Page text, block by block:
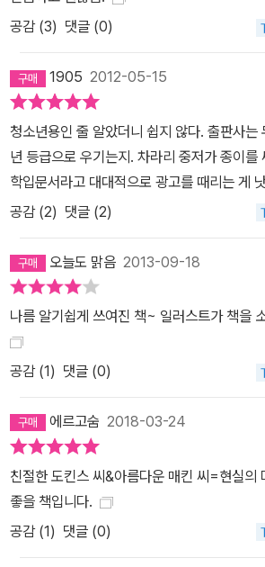
물을 흘리면서 연주가 ‘마법 같았다’고 말한다
는 캄캄한 밤에 별들을 올려다보고 숨 막히는
한 마법’ 같은 광경이라고 말한다. 근사한 노
하늘에 뜬 무지개를 보고도 같은 표현을 쓴다.
깊이 감동적인 것, 신나는 것을 말한다. 소름
로 살아 있구나’ 느끼게 만드는 것이다. 나는
통해 이해되는 현실세계의 사실들이) 바로 이
는 것을 여러분에게 보여주고 싶다.”(22쪽) 도
적 마법’이라고 불렀던 종류로, 현실이기에 더
작동 방식을 이해하기에 더 마법적이며 영감
현실세계의 진정한 아름다움과 마법에 비하
시에 경이롭다. 현실이기 때문에 경이롭다. 그
8,500만 세대 전 할아버지는 물고기였다. 1
머니도 물론 물고기였다. 그렇지 않으면 그들
테고, 우리가 지금 존재할 수도 없었을 것이
도 훨씬 경이롭지 않은가? 그리고 무엇보다
문자 그대로 사실임을 우리가 확신할 수 있다는 것이다.
한다. 진실은 어떤 신화보다, 허구의 미스터
공감 (3) 댓글 (0)
1905 2012-05-15
청소년용인 줄 알았더니 쉽지 않다. 출판사는
년 등급으로 우기는지. 차라리 중저가 종이를
학입문서라고 대대적으로 광고를 때리는 게
공감 (2) 댓글 (2)
오늘도 맑음 2013-09-18
나름 알기쉽게 쓰여진 책~ 일러스트가 책을
공감 (1) 댓글 (0)
에르고숨 2018-03-24
친절한 도킨스 씨&아름다운 매킨 씨=현실의
좋을 책입니다.
공감 (1) 댓글 (0)